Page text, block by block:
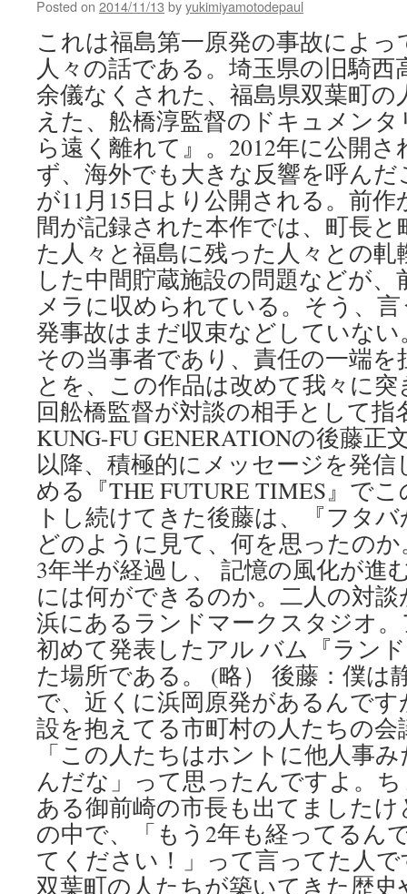
か
（１）〜
（４）
via
Blogos
に
審
査
申
請
＝
本
格
稼
働
２
１
年
度
計
画
－
Ｊ
パ
ワ
ー
via
時
事
ド
ッ
ト
コ
ム
Posted on 2014/11/13 byyukimiyamotodepaul
これは福島第一原発の事故によ
人々の話である。埼玉県の旧騎
余儀なくされた、福島県双葉町の
えた、舩橋淳監督のドキュメン
ら遠く離れて』。2012年に公開
ず、海外でも大きな反響を呼んだ
が11月15日より公開される。前
間が記録された本作では、町長と
た人々と福島に残った人々との軋
した中間貯蔵施設の問題などが
メラに収められている。そう、
発事故はまだ収束などしていな
その当事者であり、責任の一端
とを、この作品は改めて我々に
回舩橋監督が対談の相手として指
KUNG-FU GENERATIONの後藤正
以降、積極的にメッセージを発
める『THE FUTURE TIMES』で
トし続けてきた後藤は、『フタ
どのように見て、何を思ったの
3年半が経過し、 記憶の風化が進
には何ができるのか。二人の対
浜にあるランドマークスタジオ
初めて発表したアル バム『ラン
た場所である。 (略） 後藤：僕は
で、近くに浜岡原発があるんで
設を抱えてる市町村の人たちの
「この人たちはホントに他人事
んだな」って思ったんですよ。
ある御前崎の市長も出てました
の中で、「もう2年も経ってる
てください！」って言ってた人
双葉町の人たちが築いてきた歴